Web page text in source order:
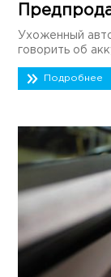
Ухоженный
говорить об
Подробнее